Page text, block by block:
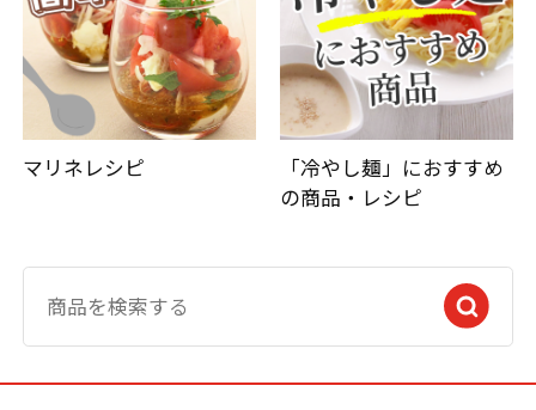
マリネレシピ
「冷やし麺」におすすめ
の商品・レシピ